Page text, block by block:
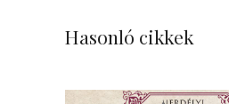
Hasonló cikkek